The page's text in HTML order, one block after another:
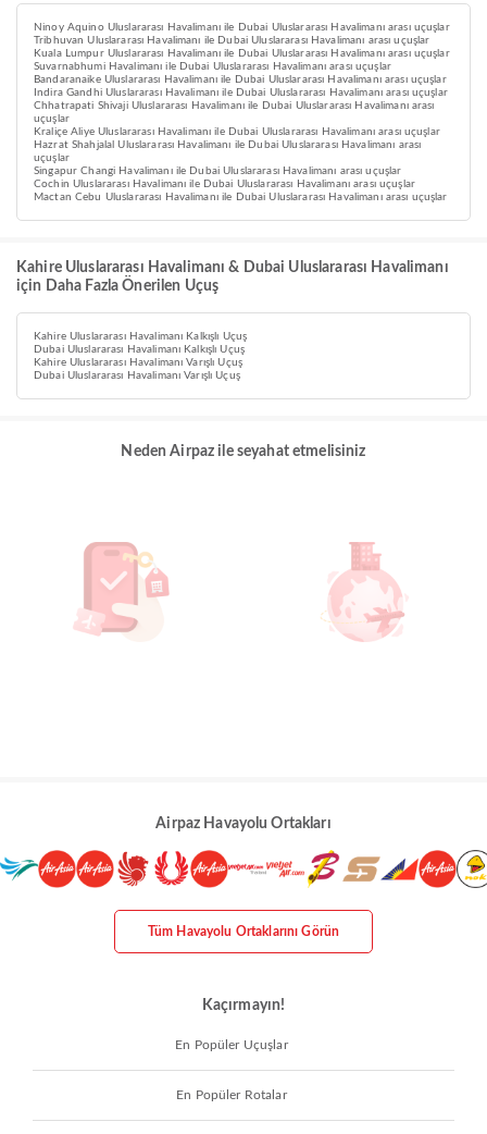
Ninoy Aquino Uluslararası Havalimanı ile Dubai Uluslararası Havalimanı arası uçuşlar
Tribhuvan Uluslararası Havalimanı ile Dubai Uluslararası Havalimanı arası uçuşlar
Kuala Lumpur Uluslararası Havalimanı ile Dubai Uluslararası Havalimanı arası uçuşlar
Suvarnabhumi Havalimanı ile Dubai Uluslararası Havalimanı arası uçuşlar
Bandaranaike Uluslararası Havalimanı ile Dubai Uluslararası Havalimanı arası uçuşlar
Indira Gandhi Uluslararası Havalimanı ile Dubai Uluslararası Havalimanı arası uçuşlar
Chhatrapati Shivaji Uluslararası Havalimanı ile Dubai Uluslararası Havalimanı arası
uçuşlar
Kraliçe Aliye Uluslararası Havalimanı ile Dubai Uluslararası Havalimanı arası uçuşlar
Hazrat Shahjalal Uluslararası Havalimanı ile Dubai Uluslararası Havalimanı arası
uçuşlar
Singapur Changi Havalimanı ile Dubai Uluslararası Havalimanı arası uçuşlar
Cochin Uluslararası Havalimanı ile Dubai Uluslararası Havalimanı arası uçuşlar
Mactan Cebu Uluslararası Havalimanı ile Dubai Uluslararası Havalimanı arası uçuşlar
Kahire Uluslararası Havalimanı & Dubai Uluslararası Havalimanı
için Daha Fazla Önerilen Uçuş
Kahire Uluslararası Havalimanı Kalkışlı Uçuş
Dubai Uluslararası Havalimanı Kalkışlı Uçuş
Kahire Uluslararası Havalimanı Varışlı Uçuş
Dubai Uluslararası Havalimanı Varışlı Uçuş
Neden Airpaz ile seyahat etmelisiniz
Airpaz Havayolu Ortakları
Tüm Havayolu Ortaklarını Görün
Kaçırmayın!
En Popüler Uçuşlar
En Popüler Rotalar